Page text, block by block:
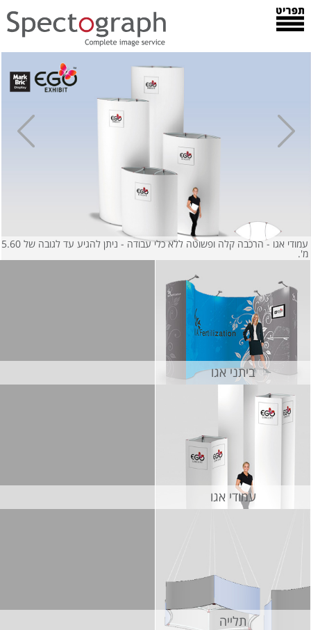
עמודי אגו - הרכבה קלה ופשוטה ללא כלי עבודה - ניתן להגיע עד לגובה של 5.60
מ'.
ביתני אגו
עמודי אגו
תלייה